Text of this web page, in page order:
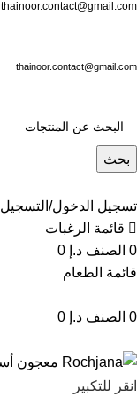
thainoor.contact@gmail.com
thainoor.contact@gmail.com
بحث
تسجيل الدخول/التسجيل
قائمة الرغبات
0 الصنف د.إ
قائمة الطعام
0 الصنف د.إ
انقر للتكبير